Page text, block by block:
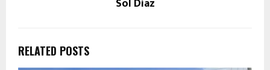
RELATED POSTS